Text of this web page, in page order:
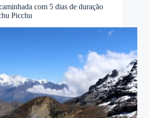
com 5 dias de duração
Picchu